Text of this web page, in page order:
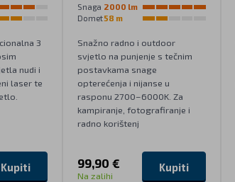
3
nudi i
laser te
Kupiti
Snaga 2000 lm
Domet58 m
Snažno radno i outdoor
svjetlo na punjenje s tečnim
postavkama snage
opterećenja i nijanse u
rasponu 2700–6000K. Za
kampiranje, fotografiranje i
radno korištenj
99,90 €
Na zalihi
Kupiti